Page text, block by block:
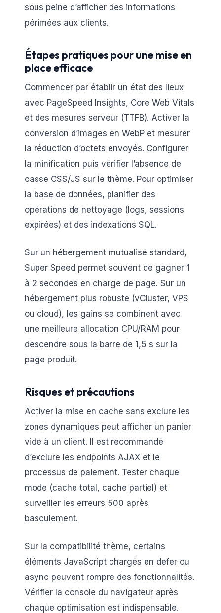
sous peine d’afficher des informations
périmées aux clients.
Étapes pratiques pour une mise en
place efficace
Commencer par établir un état des lieux
avec PageSpeed Insights, Core Web Vitals
et des mesures serveur (TTFB). Activer la
conversion d’images en WebP et mesurer
la réduction d’octets envoyés. Configurer
la minification puis vérifier l’absence de
casse CSS/JS sur le thème. Pour optimiser
la base de données, planifier des
opérations de nettoyage (logs, sessions
expirées) et des indexations SQL.
Sur un hébergement mutualisé standard,
Super Speed permet souvent de gagner 1
à 2 secondes en charge de page. Sur un
hébergement plus robuste (vCluster, VPS
ou cloud), les gains se combinent avec
une meilleure allocation CPU/RAM pour
descendre sous la barre de 1,5 s sur la
page produit.
Risques et précautions
Activer la mise en cache sans exclure les
zones dynamiques peut afficher un panier
vide à un client. Il est recommandé
d’exclure les endpoints AJAX et le
processus de paiement. Tester chaque
mode (cache total, cache partiel) et
surveiller les erreurs 500 après
basculement.
Sur la compatibilité thème, certains
éléments JavaScript chargés en defer ou
async peuvent rompre des fonctionnalités.
Vérifier la console du navigateur après
chaque optimisation est indispensable.